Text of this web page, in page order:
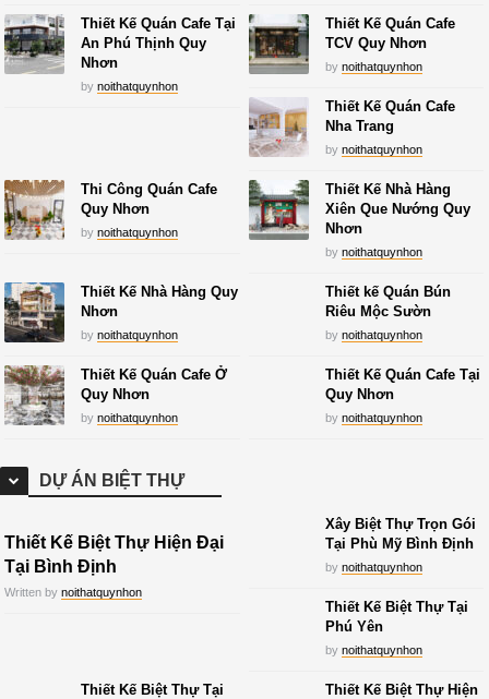
Thiết Kế Quán Cafe Tại
An Phú Thịnh Quy
Nhơn
bynoithatquynhon
Thiết Kế Quán Cafe
TCV Quy Nhơn
bynoithatquynhon
Thiết Kế Quán Cafe
Nha Trang
bynoithatquynhon
Thi Công Quán Cafe
Quy Nhơn
bynoithatquynhon
Thiết Kế Nhà Hàng
Xiên Que Nướng Quy
Nhơn
bynoithatquynhon
Thiết Kế Nhà Hàng Quy
Nhơn
bynoithatquynhon
Thiết kế Quán Bún
Riêu Mộc Sườn
bynoithatquynhon
Thiết Kế Quán Cafe Ở
Quy Nhơn
bynoithatquynhon
Thiết Kế Quán Cafe Tại
Quy Nhơn
bynoithatquynhon
DỰ ÁN BIỆT THỰ
Thiết Kế Biệt Thự Hiện Đại
Tại Bình Định
Written bynoithatquynhon
Xây Biệt Thự Trọn Gói
Tại Phù Mỹ Bình Định
bynoithatquynhon
Thiết Kế Biệt Thự Tại
Phú Yên
bynoithatquynhon
Thiết Kế Biệt Thự Tại
Thiết Kế Biệt Thự Hiện